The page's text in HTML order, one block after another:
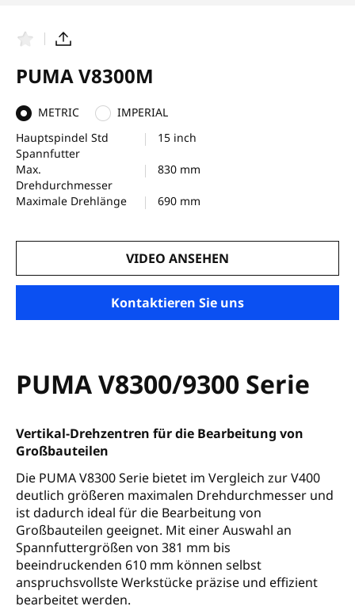
v
o
i
t
e
n
T
i
l
n
PUMA V8300M
METRIC
IMPERIAL
Hauptspindel Std
Spannfutter
15 inch
Max.
Drehdurchmesser
830 mm
Maximale Drehlänge 690 mm
VIDEO ANSEHEN
Kontaktieren Sie uns
PUMA V8300/9300 Serie
Vertikal-Drehzentren für die Bearbeitung von
Großbauteilen
Die PUMA V8300 Serie bietet im Vergleich zur V400
deutlich größeren maximalen Drehdurchmesser und
ist dadurch ideal für die Bearbeitung von
Großbauteilen geeignet. Mit einer Auswahl an
Spannfuttergrößen von 381 mm bis
beeindruckenden 610 mm können selbst
anspruchsvollste Werkstücke präzise und effizient
bearbeitet werden.